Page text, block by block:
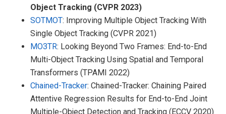
Object Tracking (CVPR 2023)
SOTMOT: Improving Multiple Object Tracking With
Single Object Tracking (CVPR 2021)
MO3TR: Looking Beyond Two Frames: End-to-End
Multi-Object Tracking Using Spatial and Temporal
Transformers (TPAMI 2022)
Chained-Tracker: Chained-Tracker: Chaining Paired
Attentive Regression Results for End-to-End Joint
Multiple-Object Detection and Tracking (ECCV 2020)